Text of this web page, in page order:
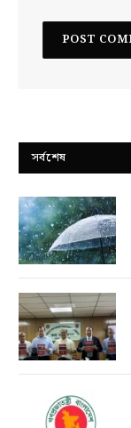
সর্বশেষ